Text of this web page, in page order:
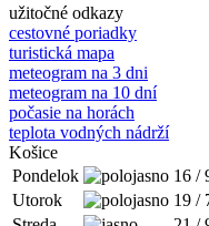
užitočné odkazy
cestovné poriadky
turistická mapa
meteogram na 3 dni
meteogram na 10 dní
počasie na horách
teplota vodných nádrží
Košice
Pondelok
16 /
Utorok
19 /